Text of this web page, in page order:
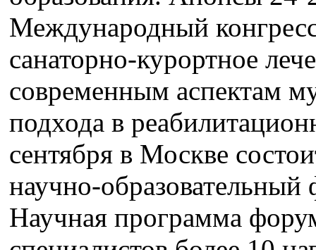
Международный
санаторно-курортное
современным аспектам
подхода в
сентября в Москве
научно-
Научная программа